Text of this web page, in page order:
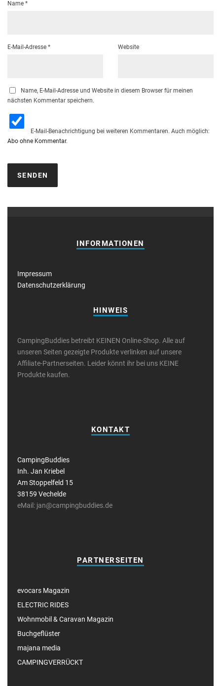
Name *
E-Mail-Adresse * Website
Name, E-Mail-Adresse und Website in diesem Browser für meinen
nächsten Kommentar speichern.
E-Mail-Benachrichtigung bei weiteren Kommentaren. Auch möglich:
Abo ohne Kommentar.
INFORMATIONEN
Impressum
Datenschutzerklärung
HINWEIS
CampingBuddies betreibt KEINEN Online-Shop. Alle auf
unseren Seiten gezeigte Produkte verlinken auf unsere
Affiliate-Partnerseiten. Leider könnt ihr bei uns KEINE
Produkte kaufen.
KONTAKT
CampingBuddies
Inh. Jan Kriebel
Am Stoppelfeld 15
38159 Vechelde
eMail: jan@campingbuddies.de
PARTNERSEITEN
evocars Magazin
ELECTRIC RIDES
Wohnmobil & Caravan Magazin
Buchgeflüster
majana media
CAMPINGVERRÜCKT